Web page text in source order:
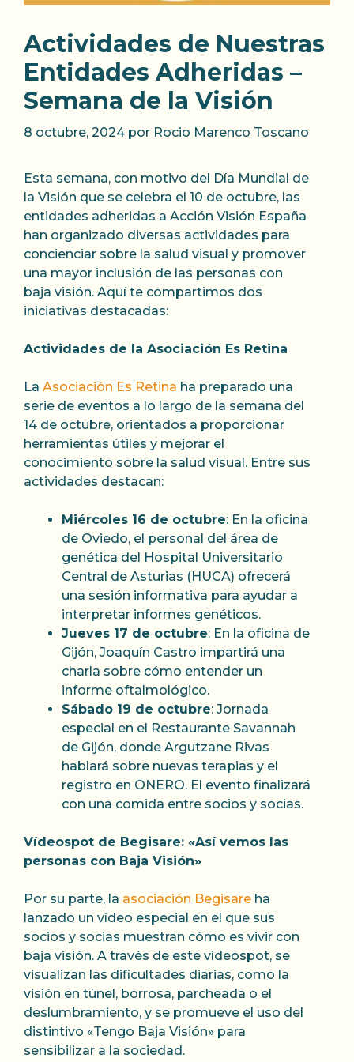
Actividades de Nuestras
Entidades Adheridas –
Semana de la Visión
8 octubre, 2024 por Rocio Marenco Toscano
Esta semana, con motivo del Día Mundial de
la Visión que se celebra el 10 de octubre, las
entidades adheridas a Acción Visión España
han organizado diversas actividades para
concienciar sobre la salud visual y promover
una mayor inclusión de las personas con
baja visión. Aquí te compartimos dos
iniciativas destacadas:
Actividades de la Asociación Es Retina
La Asociación Es Retina ha preparado una
serie de eventos a lo largo de la semana del
14 de octubre, orientados a proporcionar
herramientas útiles y mejorar el
conocimiento sobre la salud visual. Entre sus
actividades destacan:
Miércoles 16 de octubre: En la oficina
de Oviedo, el personal del área de
genética del Hospital Universitario
Central de Asturias (HUCA) ofrecerá
una sesión informativa para ayudar a
interpretar informes genéticos.
Jueves 17 de octubre: En la oficina de
Gijón, Joaquín Castro impartirá una
charla sobre cómo entender un
informe oftalmológico.
Sábado 19 de octubre: Jornada
especial en el Restaurante Savannah
de Gijón, donde Argutzane Rivas
hablará sobre nuevas terapias y el
registro en ONERO. El evento finalizará
con una comida entre socios y socias.
Vídeospot de Begisare: «Así vemos las
personas con Baja Visión»
Por su parte, la asociación Begisare ha
lanzado un vídeo especial en el que sus
socios y socias muestran cómo es vivir con
baja visión. A través de este vídeospot, se
visualizan las dificultades diarias, como la
visión en túnel, borrosa, parcheada o el
deslumbramiento, y se promueve el uso del
distintivo «Tengo Baja Visión» para
sensibilizar a la sociedad.